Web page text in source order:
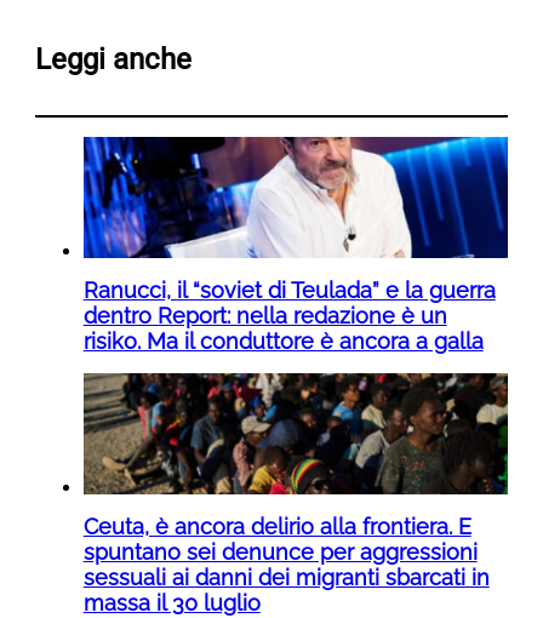
Leggi anche
Ranucci, il “soviet di Teulada” e la guerra
dentro Report: nella redazione è un
risiko. Ma il conduttore è ancora a galla
Ceuta, è ancora delirio alla frontiera. E
spuntano sei denunce per aggressioni
sessuali ai danni dei migranti sbarcati in
massa il 30 luglio